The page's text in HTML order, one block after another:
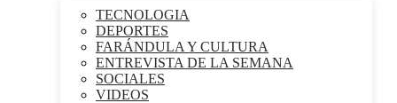
TECNOLOGIA
DEPORTES
FARÁNDULA Y CULTURA
ENTREVISTA DE LA SEMANA
SOCIALES
VIDEOS